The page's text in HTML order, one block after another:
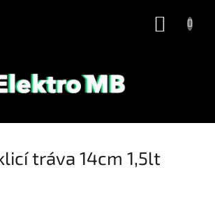
tráva 14cm 1,5lt